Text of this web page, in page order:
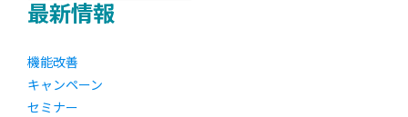
最新情報
機能改善
キャンペーン
セミナー